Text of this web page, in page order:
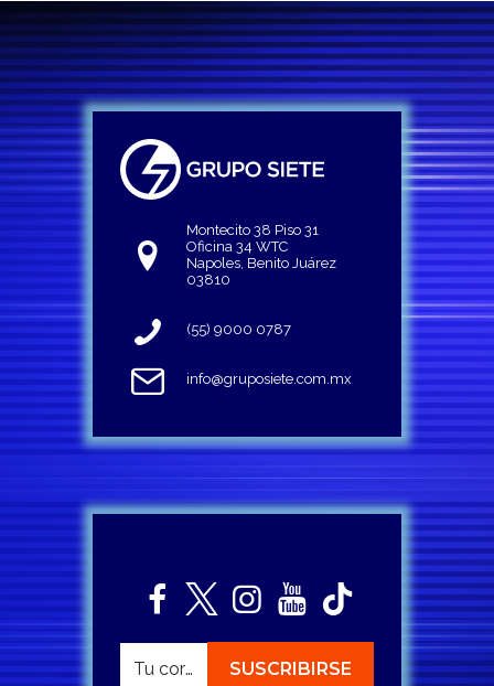
Montecito 38 Piso 31
Oficina 34 WTC
Napoles, Benito Juárez
03810
(55) 9000 0787
info@gruposiete.com.mx